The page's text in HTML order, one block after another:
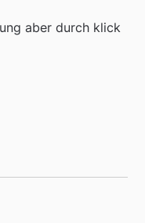
aber durch klick